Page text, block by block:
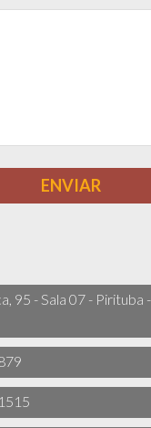
95 - Sala 07 - Pirituba